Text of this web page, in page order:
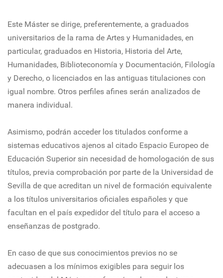
Este Máster se dirige, preferentemente, a graduados
universitarios de la rama de Artes y Humanidades, en
particular, graduados en Historia, Historia del Arte,
Humanidades, Biblioteconomía y Documentación, Filología
y Derecho, o licenciados en las antiguas titulaciones con
igual nombre. Otros perfiles afines serán analizados de
manera individual.
Asimismo, podrán acceder los titulados conforme a
sistemas educativos ajenos al citado Espacio Europeo de
Educación Superior sin necesidad de homologación de sus
títulos, previa comprobación por parte de la Universidad de
Sevilla de que acreditan un nivel de formación equivalente
a los títulos universitarios oficiales españoles y que
facultan en el país expedidor del título para el acceso a
enseñanzas de postgrado.
En caso de que sus conocimientos previos no se
adecuasen a los mínimos exigibles para seguir los